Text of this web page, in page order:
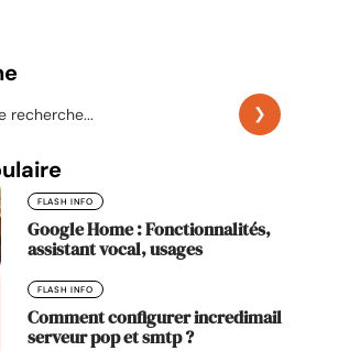
FLASH INFO
Google Home : Fonctionnalités,
assistant vocal, usages
FLASH INFO
Comment configurer incredimail
serveur pop et smtp ?